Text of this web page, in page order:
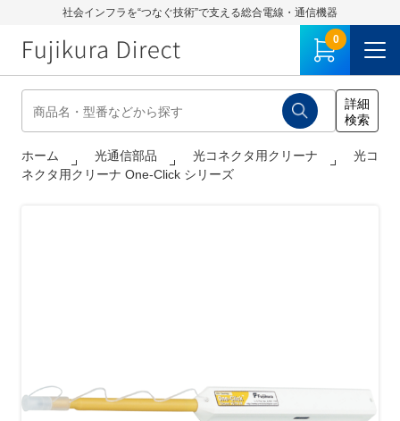
社会インフラを“つなぐ技術”で支える総合電線・通信機器
0
ホーム 光通信部品 光コネクタ用クリーナ
光コ
ネクタ用クリーナ One-Click シリーズ